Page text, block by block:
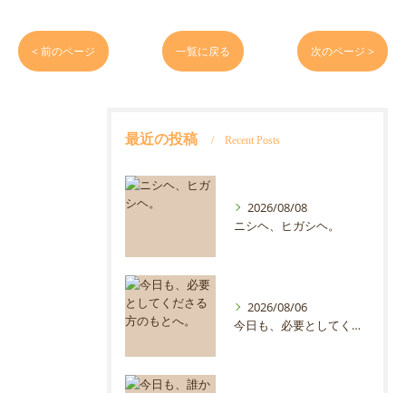
< 前のページ 一覧に戻る 次のページ >
最近の投稿 Recent Posts
2026/08/08
ニシヘ、ヒガシヘ。
2026/08/06
今日も、必要としてくださる方のもとへ。